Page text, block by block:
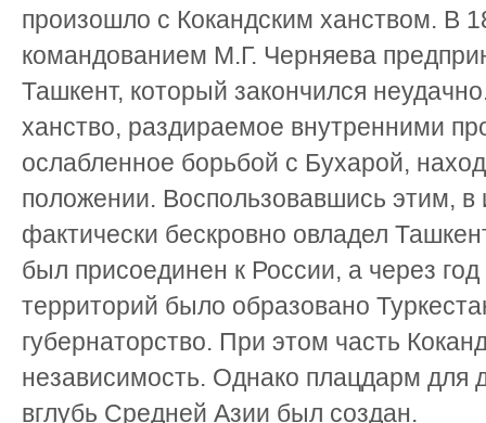
произошло с Кокандским ханством. В
командованием М.Г. Черняева
Ташкент, который закончился
ханство, раздираемое внутренними
ослабленное борьбой с Бухарой,
положении. Воспользовавшись этим, в
фактически бескровно овладел
был присоединен к России, а через
территорий было образовано
губернаторство. При этом часть
независимость. Однако плацдарм для
вглубь Средней Азии был создан.